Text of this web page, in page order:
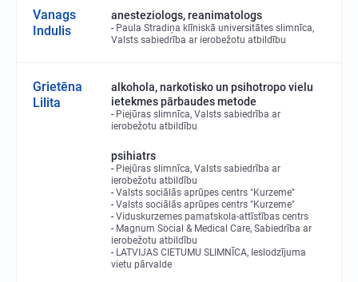
Vanags
Indulis
anesteziologs, reanimatologs
Paula Stradiņa klīniskā universitātes slimnīca,
Valsts sabiedrība ar ierobežotu atbildību
Grietēna
Lilita
alkohola, narkotisko un psihotropo vielu
ietekmes pārbaudes metode
Piejūras slimnīca, Valsts sabiedrība ar
ierobežotu atbildību
psihiatrs
Piejūras slimnīca, Valsts sabiedrība ar
ierobežotu atbildību
Valsts sociālās aprūpes centrs "Kurzeme"
Valsts sociālās aprūpes centrs "Kurzeme"
Viduskurzemes pamatskola-attīstības centrs
Magnum Social & Medical Care, Sabiedrība ar
ierobežotu atbildību
LATVIJAS CIETUMU SLIMNĪCA, Ieslodzījuma
vietu pārvalde